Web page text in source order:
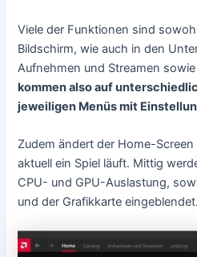
Viele der Funktionen sind
Bildschirm, wie auch in den
Aufnehmen und Streamen
kommen also auf
jeweiligen Menüs mit
Zudem ändert der Home-
aktuell ein Spiel läuft. Mittig
CPU- und GPU-Auslastung,
und der Grafikkarte eingeblendet.